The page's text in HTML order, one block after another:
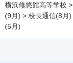
横浜修悠館高等学校 >
(9月) > 校長通信(8月)
(5月)